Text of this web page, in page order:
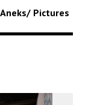
Pictures